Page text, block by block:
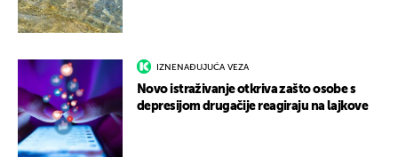
IZNENAĐUJUĆA VEZA
Novo istraživanje otkriva zašto osobe s
depresijom drugačije reagiraju na lajkove